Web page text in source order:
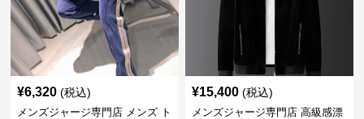
¥6,320 (税込)
メンズジャージ専門店 メンズ ト
¥15,400 (税込)
メンズジャージ専門店 高級感漂